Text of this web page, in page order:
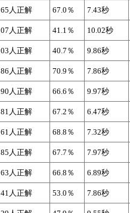
人正解 67.0％ 7.43秒
人正解 41.1％ 10.02秒
人正解 40.7％ 9.86秒
人正解 70.9％ 7.86秒
人正解 66.6％ 9.97秒
人正解 67.2％ 6.47秒
人正解 68.8％ 7.32秒
人正解 67.7％ 7.97秒
人正解 66.8％ 6.89秒
人正解 53.0％ 7.86秒